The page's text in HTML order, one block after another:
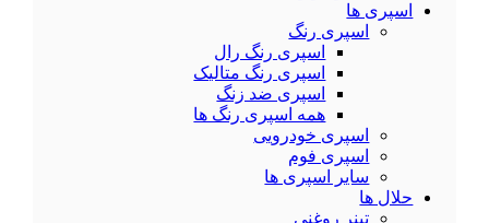
اسپری ها
اسپری رنگ
اسپری رنگ رال
اسپری رنگ متالیک
اسپری ضد زنگ
همه اسپری رنگ ها
اسپری خودرویی
اسپری فوم
سایر اسپری ها
حلال ها
تینر روغنی